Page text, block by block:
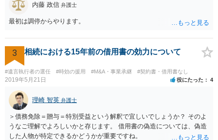
内藤 政信 弁護士
最初は調停からやります。
3 相続における15年前の借用書の効力について
#遺言執行者の選任 #時効の援用 #M&A・事業承継 #契約書・借用書なし
2019年5月21日 役にたった 4
理崎 智英 弁護士
＞債務免除＝贈与＝特別受益という解釈で宜しいでしょうか？ そのよ
うなご理解でよろしいかと存じます。 借用書の偽造については、偽造
した人物が特定できるかどうかが重要ですね。